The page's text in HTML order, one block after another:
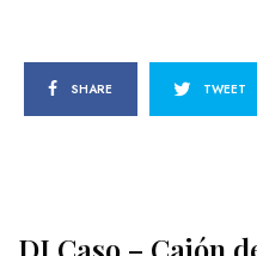
SHARE TWEET